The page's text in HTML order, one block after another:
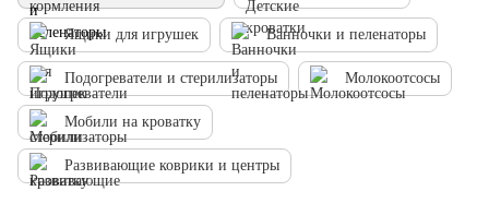
Ящики для игрушек Ванночки и пеленаторы
Подогреватели и стерилизаторы Молокоотсосы
Мобили на кроватку
Развивающие коврики и центры